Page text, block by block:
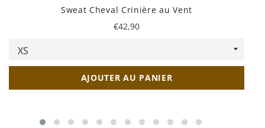
Sweat Cheval Crinière au Vent
Prix
€42,90
AJOUTER AU PANIER